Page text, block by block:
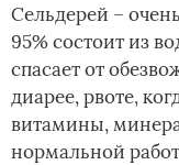
Сельдерей –
95% состоит из
спасает от
диарее, рвоте,
витамины,
нормальной